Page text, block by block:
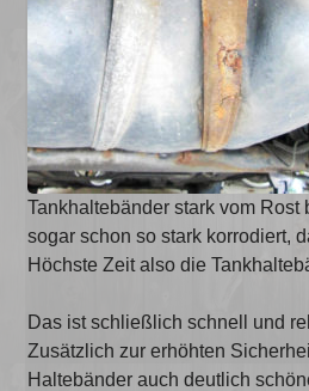
Tankhaltebänder stark vom
sogar schon so stark korrodiert,
Höchste Zeit also die
Das ist schließlich schnell und
Zusätzlich zur erhöhten
Haltebänder auch deutlich